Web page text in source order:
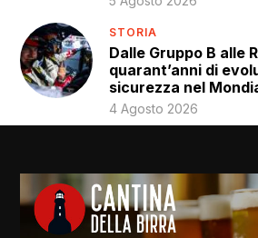
STORIA
Dalle Gruppo B alle
quarant’anni di
sicurezza nel
4 Agosto 2026